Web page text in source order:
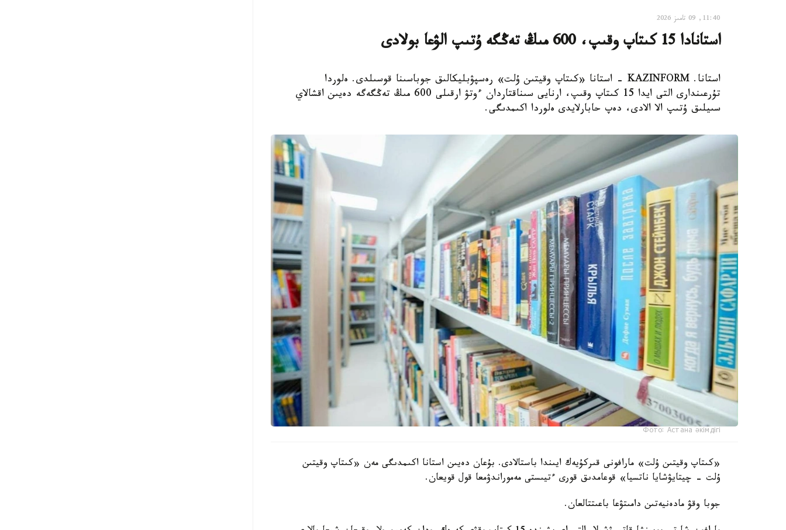
11:40, 09 تامىز 2026
استانادا 15 كىتاپ وقىپ، 600 مىڭ تەڭگە ۇتىپ الۋعا بولادى
استانا. KAZINFORM - استانا «كىتاپ وقيتىن ۇلت» رەسپۋبليكالىق جوباسىنا قوسىلدى. ەلوردا
تۇرعىندارى التى ايدا 15 كىتاپ وقىپ، ارنايى سىناقتاردان ءوتۋ ارقىلى 600 مىڭ تەڭگەگە دەيىن اقشالاي
سىيلىق ۇتىپ الا الادى، دەپ حابارلايدى ەلوردا اكىمدىگى.
Фото: Астана әкімдігі
«كىتاپ وقيتىن ۇلت» مارافونى قىركۇيەك ايىندا باستالادى. بۇعان دەيىن استانا اكىمدىگى مەن «كىتاپ وقيتىن
ۇلت - چيتايۋشايا ناتسيا» قوعامدىق قورى ءتيىستى مەموراندۋمعا قول قويعان.
جوبا وقۋ مادەنيەتىن دامىتۋعا باعىتتالعان.